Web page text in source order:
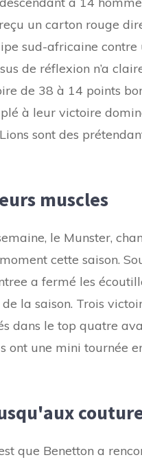
un carton rouge
sud-africaine
de réflexion n’a
de 38 à 14 points
à leur victoire
sont des
muscles
le Munster,
cette saison.
a fermé les
la saison. Trois
dans le top quatre
ont une mini tournée
que Benetton a